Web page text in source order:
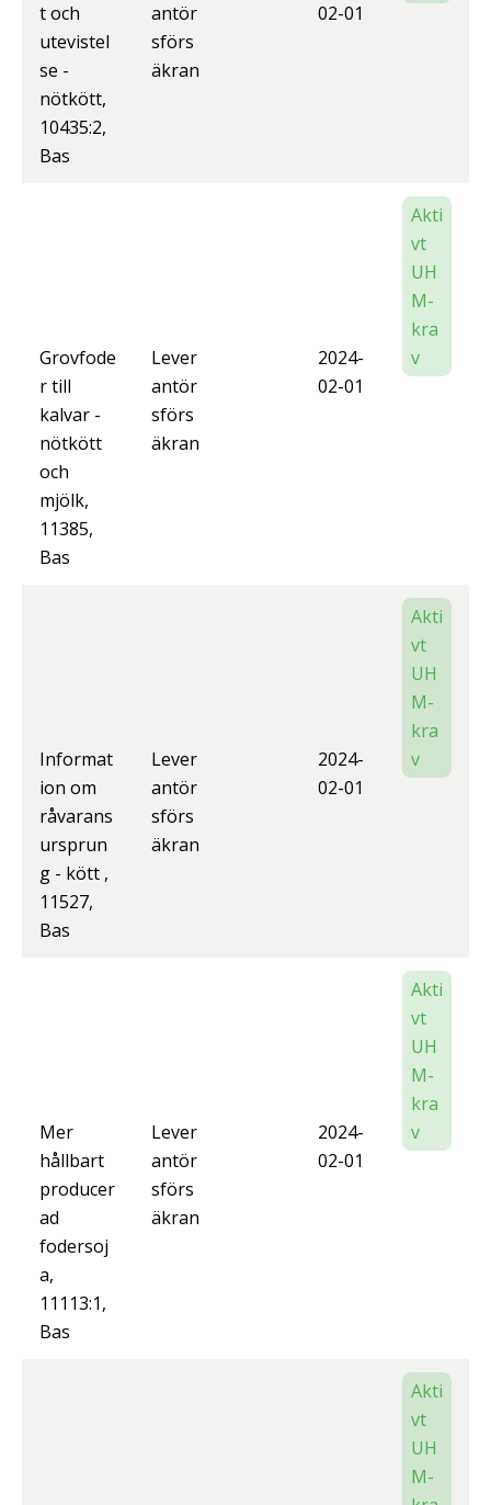
t och
utevistel
se -
nötkött,
10435:2,
Bas
antör
sförs
äkran
02-01
Grovfode
r till
kalvar -
nötkött
och
mjölk,
11385,
Bas
Lever
antör
sförs
äkran
2024-
02-01
Akti
vt
UH
M-
kra
v
Informat
ion om
råvarans
ursprun
g - kött ,
11527,
Bas
Lever
antör
sförs
äkran
2024-
02-01
Akti
vt
UH
M-
kra
v
Mer
hållbart
producer
ad
fodersoj
a,
11113:1,
Bas
Lever
antör
sförs
äkran
2024-
02-01
Akti
vt
UH
M-
kra
v
Akti
vt
UH
M-